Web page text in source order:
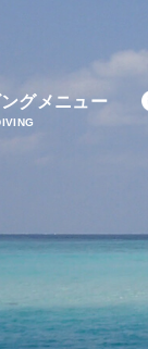
グメニュー